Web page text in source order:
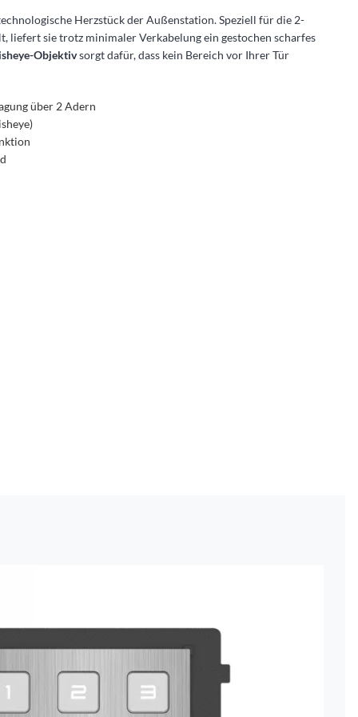
Herzstück der Außenstation. Speziell für die 2-
liefert sie trotz minimaler Verkabelung ein gestochen scharfes
Objektivsorgt dafür, dass kein Bereich vor Ihrer Tür
über 2 Adern